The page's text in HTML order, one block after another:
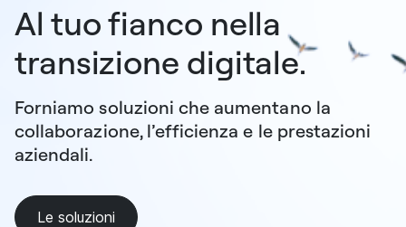
Al tuo fianco nella
transizione digitale.
Forniamo soluzioni che aumentano la
collaborazione, l’efficienza e le prestazioni
aziendali.
Le soluzioni